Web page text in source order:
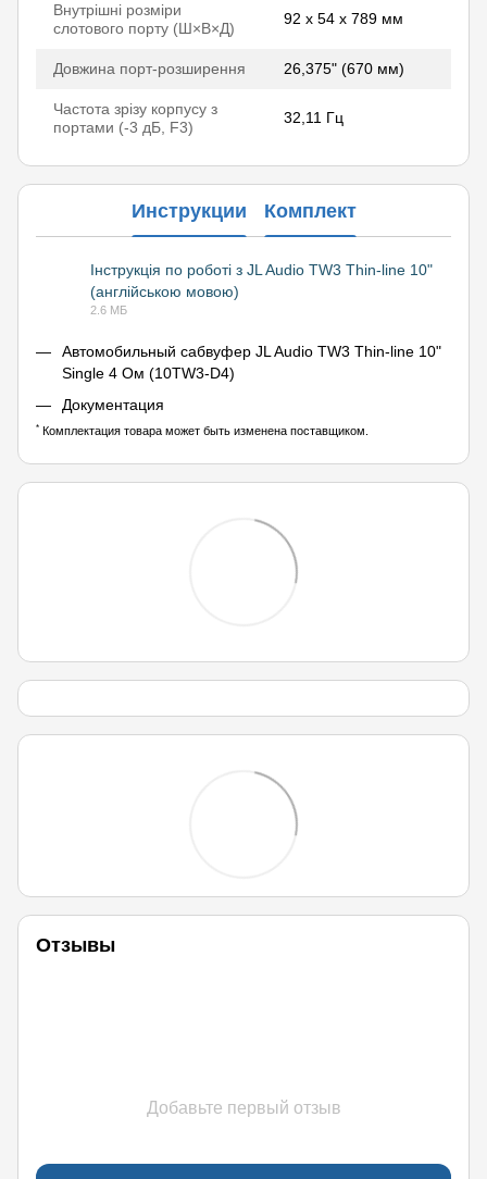
Внутрішні розміри
слотового порту (Ш×В×Д)
92 x 54 x 789 мм
Довжина порт-розширення 26,375" (670 мм)
Частота зрізу корпусу з
портами (-3 дБ, F3)
32,11 Гц
Инструкции Комплект
Інструкція по роботі з JL Audio TW3 Thin-line 10"
(англійською мовою)
2.6 МБ
Автомобильный сабвуфер JL Audio TW3 Thin-line 10"
Single 4 Ом (10TW3-D4)
Документация
* Комплектация товара может быть изменена поставщиком.
Отзывы
Добавьте первый отзыв